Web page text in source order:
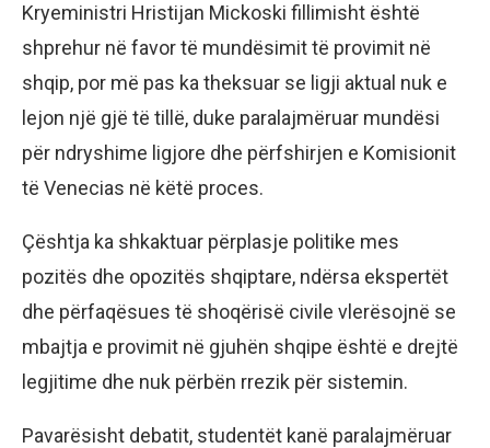
Kryeministri Hristijan Mickoski fillimisht është
shprehur në favor të mundësimit të provimit në
shqip, por më pas ka theksuar se ligji aktual nuk e
lejon një gjë të tillë, duke paralajmëruar mundësi
për ndryshime ligjore dhe përfshirjen e Komisionit
të Venecias në këtë proces.
Çështja ka shkaktuar përplasje politike mes
pozitës dhe opozitës shqiptare, ndërsa ekspertët
dhe përfaqësues të shoqërisë civile vlerësojnë se
mbajtja e provimit në gjuhën shqipe është e drejtë
legjitime dhe nuk përbën rrezik për sistemin.
Pavarësisht debatit, studentët kanë paralajmëruar